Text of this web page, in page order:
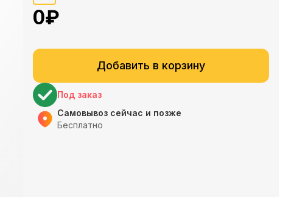
0₽
Добавить в корзину
Под заказ
Самовывоз сейчас и позже
Бесплатно